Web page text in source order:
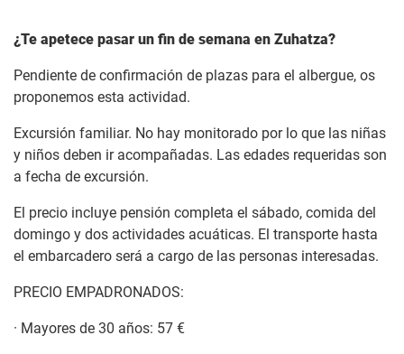
¿Te apetece pasar un fin de semana en Zuhatza?
Pendiente de confirmación de plazas para el albergue, os
proponemos esta actividad.
Excursión familiar. No hay monitorado por lo que las niñas
y niños deben ir acompañadas. Las edades requeridas son
a fecha de excursión.
El precio incluye pensión completa el sábado, comida del
domingo y dos actividades acuáticas. El transporte hasta
el embarcadero será a cargo de las personas interesadas.
PRECIO EMPADRONADOS:
· Mayores de 30 años: 57 €